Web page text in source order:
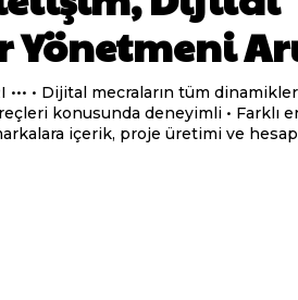
Yönetmeni
hâkim •
deneyimli • Farklı endüstrilerde
içerik, proje üretimi ve